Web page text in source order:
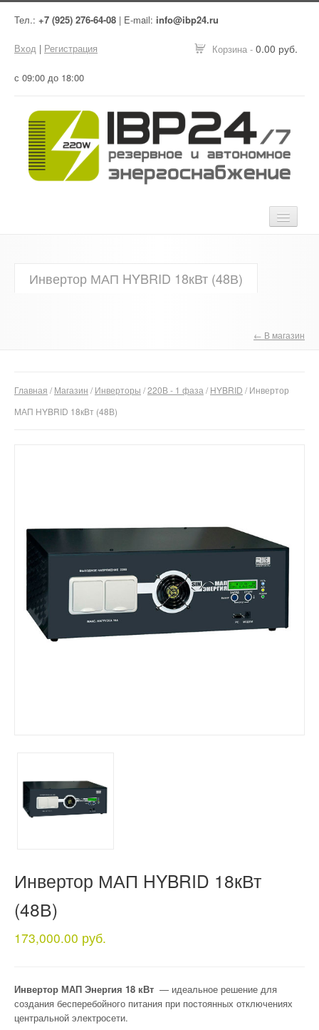
Тел.: +7 (925) 276-64-08 | E-mail: info@ibp24.ru
Корзина - 0.00 руб.
Вход | Регистрация
с 09:00 до 18:00
Оборудование
Контакты
Инвертор МАП HYBRID 18кВт (48В)
← В магазин
Главная /Магазин /Инверторы /220В - 1 фаза /HYBRID / Инвертор
МАП HYBRID 18кВт (48В)
Инвертор МАП HYBRID 18кВт
(48В)
173,000.00 руб.
Инвертор МАП Энергия 18 кВт — идеальное решение для
создания бесперебойного питания при постоянных отключениях
центральной электросети.